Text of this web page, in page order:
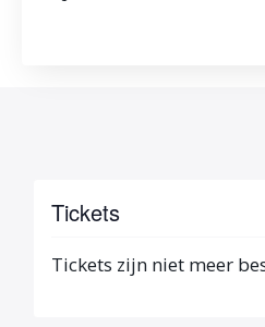
Tickets
Tickets zijn niet meer